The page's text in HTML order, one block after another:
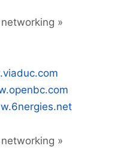
»
»